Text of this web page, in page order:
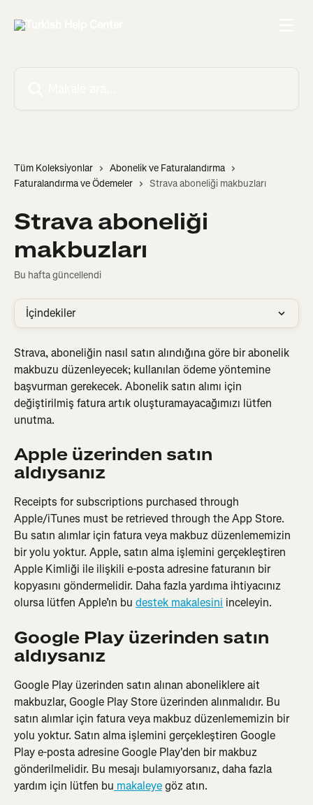
Tüm Koleksiyonlar
Abonelik ve Faturalandırma
Faturalandırma ve Ödemeler
Strava aboneliği makbuzları
Strava aboneliği
makbuzları
Bu hafta güncellendi
İçindekiler
Strava, aboneliğin nasıl satın alındığına göre bir abonelik
makbuzu düzenleyecek; kullanılan ödeme yöntemine
başvurman gerekecek. Abonelik satın alımı için
değiştirilmiş fatura artık oluşturamayacağımızı lütfen
unutma.
Apple üzerinden satın
aldıysanız
Receipts for subscriptions purchased through
Apple/iTunes must be retrieved through the App Store.
Bu satın alımlar için fatura veya makbuz düzenlememizin
bir yolu yoktur. Apple, satın alma işlemini gerçekleştiren
Apple Kimliği ile ilişkili e-posta adresine faturanın bir
kopyasını göndermelidir. Daha fazla yardıma ihtiyacınız
olursa lütfen Apple’ın bu destek makalesini inceleyin.
Google Play üzerinden satın
aldıysanız
Google Play üzerinden satın alınan aboneliklere ait
makbuzlar, Google Play Store üzerinden alınmalıdır. Bu
satın alımlar için fatura veya makbuz düzenlememizin bir
yolu yoktur. Satın alma işlemini gerçekleştiren Google
Play e-posta adresine Google Play'den bir makbuz
gönderilmelidir. Bu mesajı bulamıyorsanız, daha fazla
yardım için lütfen bu makaleye göz atın.